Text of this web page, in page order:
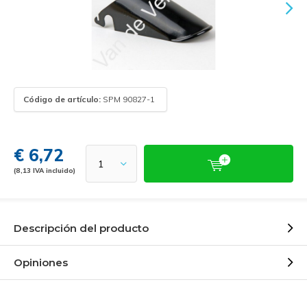
Código de artículo: SPM 90827-1
€ 6,72
(8,13 IVA incluido)
Descripción del producto
Opiniones